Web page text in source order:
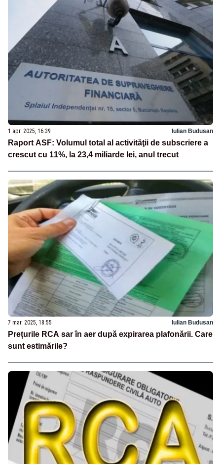
1 apr. 2025, 16:39 Iulian Budusan
Raport ASF: Volumul total al activităţii de subscriere a
crescut cu 11%, la 23,4 miliarde lei, anul trecut
7 mar. 2025, 18:55 Iulian Budusan
Prețurile RCA sar în aer după expirarea plafonării. Care
sunt estimările?